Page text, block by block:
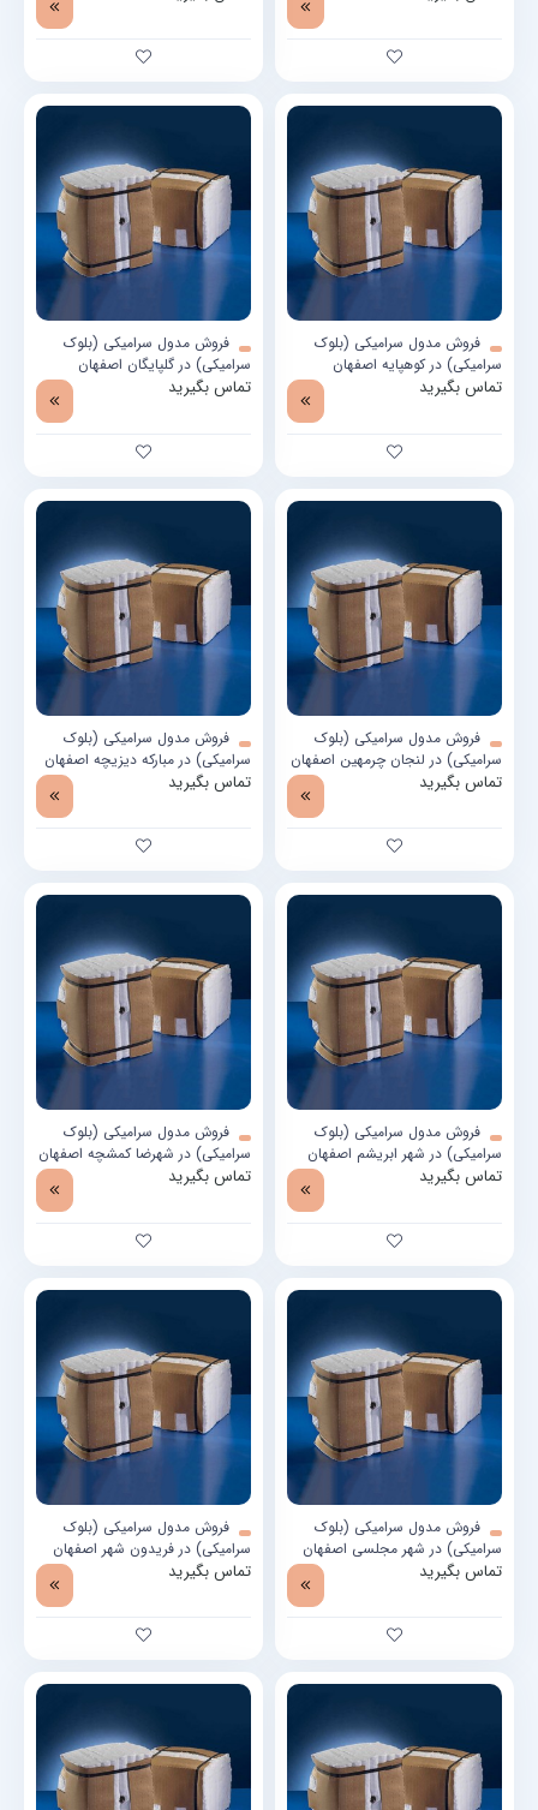
فروش مدول سرامیکی (بلوک
سرامیکی) در کوهپایه اصفهان
تماس بگیرید
فروش مدول سرامیکی (بلوک
سرامیکی) در گلپایگان اصفهان
تماس بگیرید
فروش مدول سرامیکی (بلوک
سرامیکی) در لنجان چرمهین اصفهان
تماس بگیرید
فروش مدول سرامیکی (بلوک
سرامیکی) در مبارکه دیزیچه اصفهان
تماس بگیرید
فروش مدول سرامیکی (بلوک
سرامیکی) در شهر ابریشم اصفهان
تماس بگیرید
فروش مدول سرامیکی (بلوک
سرامیکی) در شهرضا کمشچه اصفهان
تماس بگیرید
فروش مدول سرامیکی (بلوک
سرامیکی) در شهر مجلسی اصفهان
تماس بگیرید
فروش مدول سرامیکی (بلوک
سرامیکی) در فریدون شهر اصفهان
تماس بگیرید